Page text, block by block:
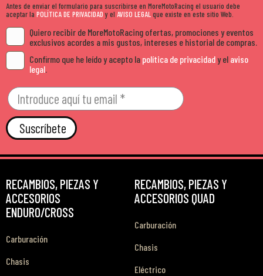
Antes de enviar el formulario para suscribirse en MoreMotoRacing el usuario debe
aceptar la POLÍTICA DE PRIVACIDADy el AVISO LEGALque existe en este sitio Web.
Quiero recibir de MoreMotoRacing ofertas, promociones y eventos
exclusivos acordes a mis gustos, intereses e historial de compras.
Confirmo que he leído y acepto la política de privacidady el aviso
legal
Suscríbete
RECAMBIOS, PIEZAS Y
ACCESORIOS
ENDURO/CROSS
Carburación
Chasis
RECAMBIOS, PIEZAS Y
ACCESORIOS QUAD
Carburación
Chasis
Eléctrico